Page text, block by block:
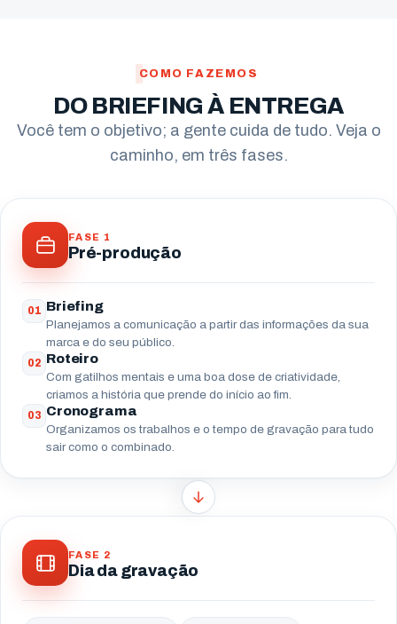
COMO FAZEMOS
DO BRIEFING À ENTREGA
Você tem o objetivo; a gente cuida de tudo. Veja o
caminho, em três fases.
FASE 1
Pré-produção
01 Briefing
Planejamos a comunicação a partir das informações da sua
marca e do seu público.
02 Roteiro
Com gatilhos mentais e uma boa dose de criatividade,
criamos a história que prende do início ao fim.
03 Cronograma
Organizamos os trabalhos e o tempo de gravação para tudo
sair como o combinado.
FASE 2
Dia da gravação